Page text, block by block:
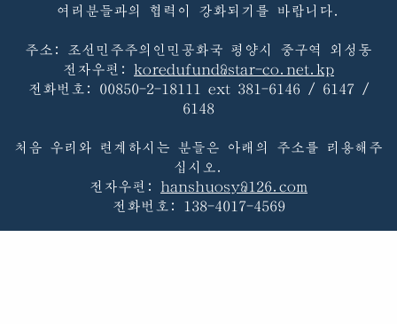
여러분들과의 협력이 강화되기를 바랍니다.
주소: 조선민주주의인민공화국 평양시 중구역 외성동
전자우편: koredufund@star-co.net.kp
전화번호:
00850-2-18111 ext 381-6146 / 6147 /
6148
처음 우리와 련계하시는 분들은 아래의 주소를 리용해주
십시오.
전자우편: hanshuosy@126.com
전화번호: 138-4017-4569